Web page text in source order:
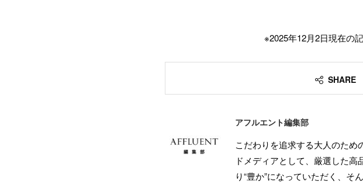
※2025年12月2日現在の
SHARE
アフルエント編集部
こだわりを追求する大人のため
ドメディアとして、厳選した
り“豊か”になっていただく、そ